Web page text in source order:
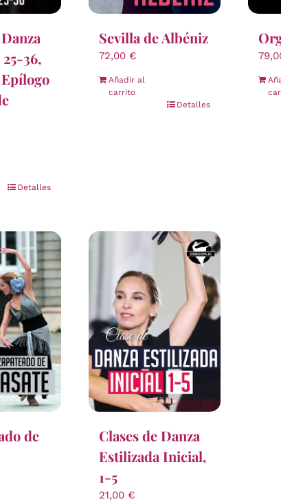
36,
Detalles
Sevilla de Albéniz
72,00 €
Añadir al
carrito
Detalles
de
Clases de Danza
Estilizada Inicial,
1-5
21,00 €